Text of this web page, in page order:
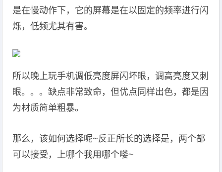
是在慢动作下，它的屏幕是在以固定的频率进行闪
烁，低频尤其有害。
所以晚上玩手机调低亮度屏闪坏眼，调高亮度又刺
眼。。。缺点非常致命，但优点同样出色，都是因
为材质简单粗暴。
那么，该如何选择呢~反正所长的选择是，两个都
可以接受，上哪个我用哪个喽~